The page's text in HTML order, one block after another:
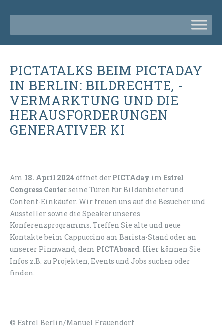
PICTATALKS BEIM PICTADAY
IN BERLIN: BILDRECHTE, -
VERMARKTUNG UND DIE
HERAUSFORDERUNGEN
GENERATIVER KI
Am 18. April 2024 öffnet der PICTAday im Estrel
Congress Centerseine Türen für Bildanbieter und
Content-Einkäufer. Wir freuen uns auf die Besucher und
Aussteller sowie die Speaker unseres
Konferenzprogramms. Treffen Sie alte und neue
Kontakte beim Cappuccino am Barista-Stand oder an
unserer Pinnwand, dem PICTAboard. Hier können Sie
Infos z.B. zu Projekten, Events und Jobs suchen oder
finden.
© Estrel Berlin/Manuel Frauendorf